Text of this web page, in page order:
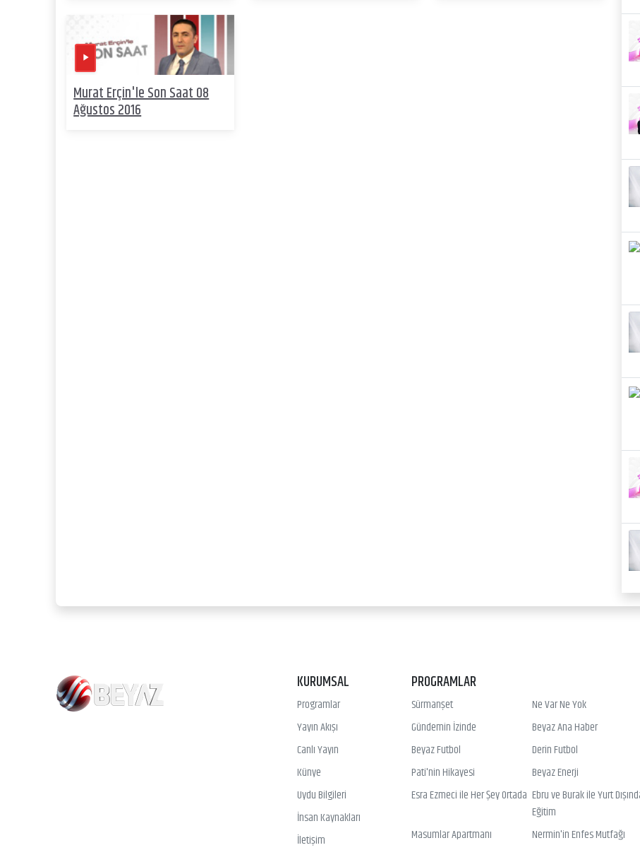
Murat Erçin'le Son Saat 08
Ağustos 2016
KURUMSAL
Programlar
Yayın Akışı
Canlı Yayın
Künye
Uydu Bilgileri
İnsan Kaynakları
İletişim
PROGRAMLAR
Sürmanşet Ne Var Ne Yok
Gündemin İzinde
Beyaz Ana Haber
Beyaz Futbol
Derin Futbol
Pati'nin Hikayesi
Beyaz Enerji
Esra Ezmeci ile Her Şey Ortada Ebru ve Burak ile Yurt
Eğitim
Masumlar Apartmanı Nermin'in Enfes Mutfağı